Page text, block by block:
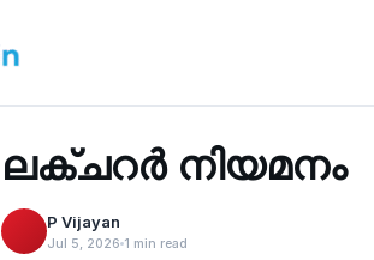
‹
ലക്ചറര്‍ നിയമനം
P Vijayan
Jul 5, 2026 1 min read